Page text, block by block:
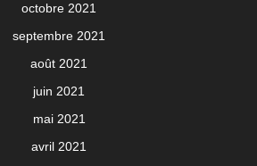
octobre 2021
septembre 2021
août 2021
juin 2021
mai 2021
avril 2021